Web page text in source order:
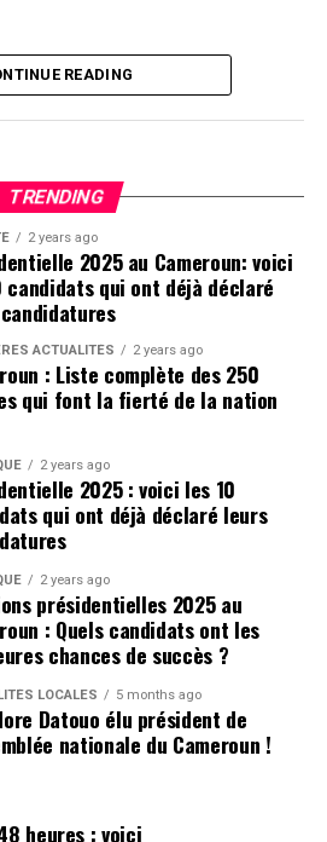
READING
TRENDING
2 years ago
2025 au Cameroun: voici
candidats qui ont déjà déclaré
ACTUALITÉS 2 years ago
: Liste complète des 250
qui font la fierté de la nation
2 years ago
2025 : voici les 10
qui ont déjà déclaré leurs
2 years ago
présidentielles 2025 au
: Quels candidats ont les
chances de succès ?
LOCALES 5 months ago
Datouo élu président de
nationale du Cameroun !
heures : voici